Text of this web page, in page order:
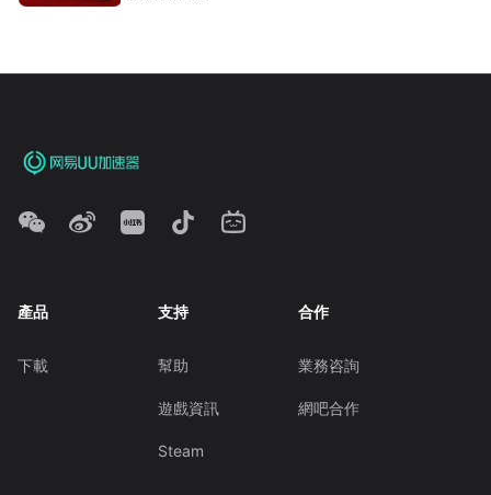
產品
下載
支持
幫助
遊戲資訊
Steam
合作
業務咨詢
網吧合作